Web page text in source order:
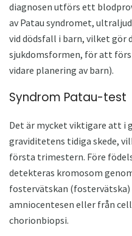
diagnosen utförs ett
av Patau syndromet,
vid dödsfall i barn, vilket
sjukdomsformen, för att
vidare planering av barn).
Syndrom Patau-test
Det är mycket viktigare att i
graviditetens tidiga skede,
första trimestern. Före
detekteras kromosom
fostervätskan
amniocentesen eller från
chorionbiopsi.